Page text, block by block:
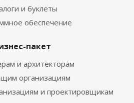
и буклеты
обеспечение
пакет
и архитекторам
организациям
и проектировщикам